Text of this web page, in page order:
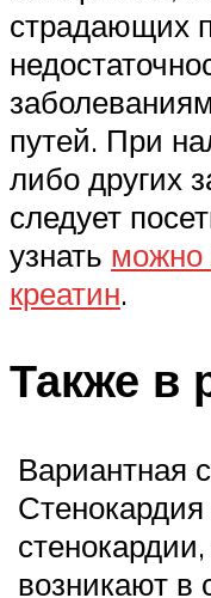
страдающих
путей. При
либо других
следует
узнать можно
креатин.
Также в
Вариантная
возникают в